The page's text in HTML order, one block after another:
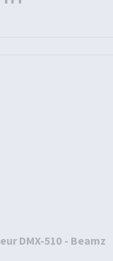
DMX-510 - Beamz